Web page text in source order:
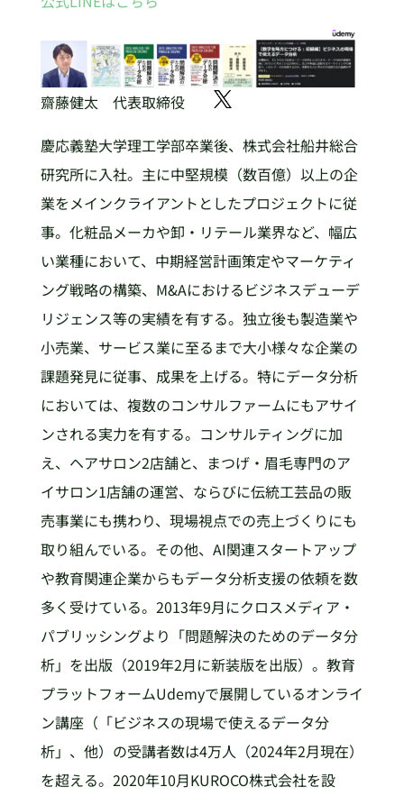
齋藤健太 代表取締役
慶応義塾大学理工学部卒業後、株式会社船井総合
研究所に入社。主に中堅規模（数百億）以上の企
業をメインクライアントとしたプロジェクトに従
事。化粧品メーカや卸・リテール業界など、幅広
い業種において、中期経営計画策定やマーケティ
ング戦略の構築、M&Aにおけるビジネスデューデ
リジェンス等の実績を有する。独立後も製造業や
小売業、サービス業に至るまで大小様々な企業の
課題発見に従事、成果を上げる。特にデータ分析
においては、複数のコンサルファームにもアサイ
ンされる実力を有する。コンサルティングに加
え、ヘアサロン2店舗と、まつげ・眉毛専門のア
イサロン1店舗の運営、ならびに伝統工芸品の販
売事業にも携わり、現場視点での売上づくりにも
取り組んでいる。その他、AI関連スタートアップ
や教育関連企業からもデータ分析支援の依頼を数
多く受けている。2013年9月にクロスメディア・
パブリッシングより「問題解決のためのデータ分
析」を出版（2019年2月に新装版を出版）。教育
プラットフォームUdemyで展開しているオンライ
ン講座（「ビジネスの現場で使えるデータ分
析」、他）の受講者数は4万人（2024年2月現在）
を超える。2020年10月KUROCO株式会社を設